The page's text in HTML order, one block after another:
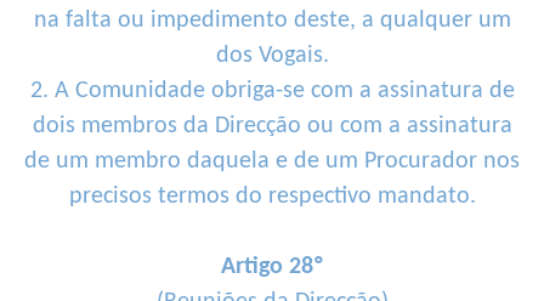
na falta ou impedimento deste, a qualquer um
dos Vogais.
2. A Comunidade obriga-se com a assinatura de
dois membros da Direcção ou com a assinatura
de um membro daquela e de um Procurador nos
precisos termos do respectivo mandato.
Artigo 28º